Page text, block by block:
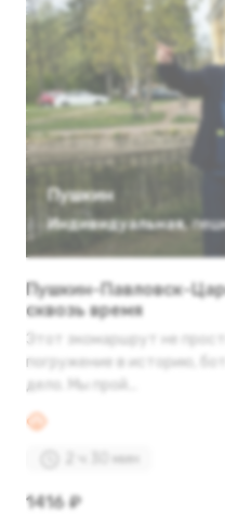
Пушкин
Индивидуальная,
Пушкин-Павловск-
сквозь время
Этот экомаршрут не
погружение в историю,
дело. Мы прой...
2 ч 30 мин
1416 ₽